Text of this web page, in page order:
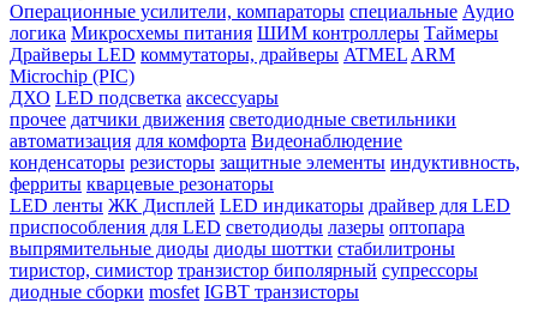
Операционные усилители, компараторы специальные Аудио
логика Микросхемы питания ШИМ контроллеры Таймеры
Драйверы LED коммутаторы, драйверы ATMEL ARM
Microchip (PIC)
ДХО LED подсветка аксессуары
прочее датчики движения светодиодные светильники
автоматизация для комфорта Видеонаблюдение
конденсаторы резисторы защитные элементы индуктивность,
ферриты кварцевые резонаторы
LED ленты ЖК Дисплей LED индикаторы драйвер для LED
приспособления для LED светодиоды лазеры оптопара
выпрямительные диоды диоды шоттки стабилитроны
тиристор, симистор транзистор биполярный супрессоры
диодные сборки mosfet IGBT транзисторы